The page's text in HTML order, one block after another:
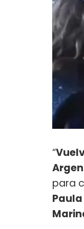
“
para